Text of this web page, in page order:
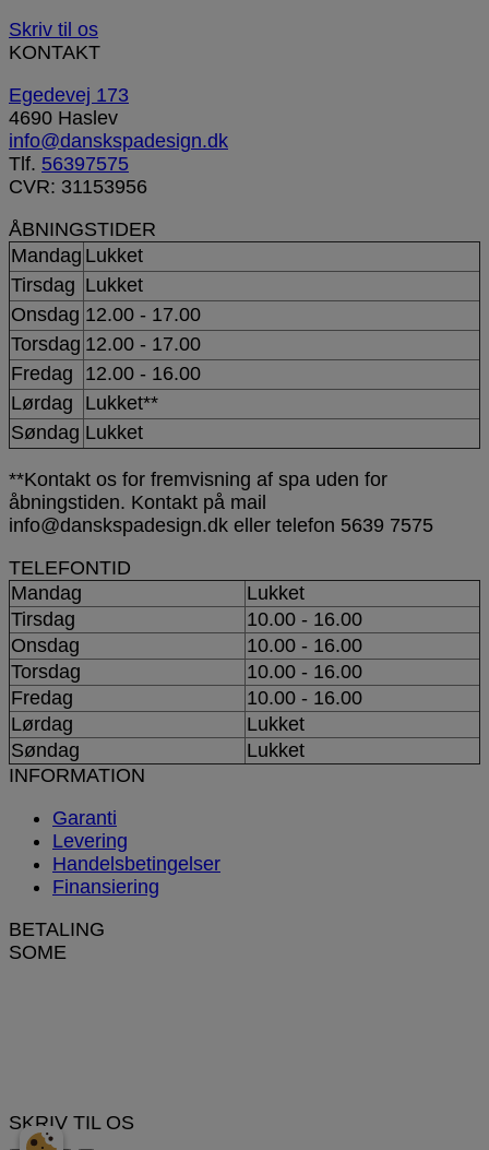
Skriv til os
KONTAKT
Egedevej 173
4690 Haslev
info@danskspadesign.dk
Tlf. 56397575
CVR: 31153956
ÅBNINGSTIDER
Mandag Lukket
Tirsdag Lukket
Onsdag 12.00 - 17.00
Torsdag 12.00 - 17.00
Fredag
12.00 - 16.00
Lørdag
Lukket**
Søndag Lukket
**Kontakt os for fremvisning af spa uden for
åbningstiden. Kontakt på mail
info@danskspadesign.dk eller telefon 5639 7575
TELEFONTID
Mandag
Lukket
Tirsdag
10.00 - 16.00
Onsdag
10.00 - 16.00
Torsdag
10.00 - 16.00
Fredag
10.00 - 16.00
Lørdag
Lukket
Søndag
Lukket
INFORMATION
Garanti
Levering
Handelsbetingelser
Finansiering
BETALING
SOME
SKRIV TIL OS